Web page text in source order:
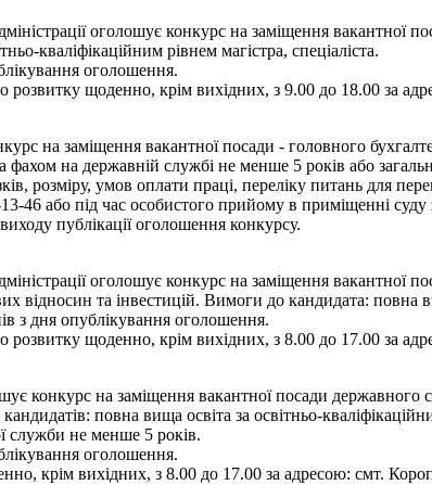
оголошує конкурс на заміщення вакантної
кваліфікаційним рівнем магістра, спеціаліста.
оголошення.
розвитку щоденно, крім вихідних, з 9.00 до 18.00 за
на заміщення вакантної посади - головного
фахом на державній службі не менше 5 років або
розміру, умов оплати праці, переліку питань для
46 або під час особистого прийому в приміщенні
публікації оголошення конкурсу.
оголошує конкурс на заміщення вакантної
відносин та інвестицій. Вимоги до кандидата: повна
з дня опублікування оголошення.
розвитку щоденно, крім вихідних, з 8.00 до 17.00 за
конкурс на заміщення вакантної посади державного
повна вища освіта за освітньо-
служби не менше 5 років.
оголошення.
крім вихідних, з 8.00 до 17.00 за адресою: смт.